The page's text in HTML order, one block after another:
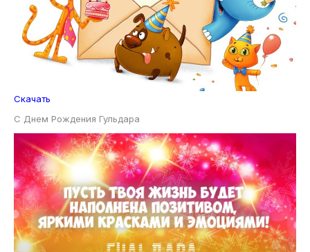
Скачать
С Днем Рождения Гульдара